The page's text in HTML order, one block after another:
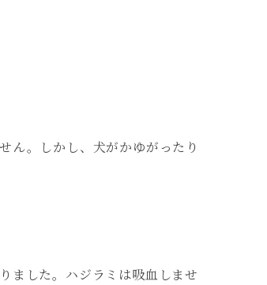
ん。しかし、犬がかゆがったり
ました。ハジラミは吸血しませ